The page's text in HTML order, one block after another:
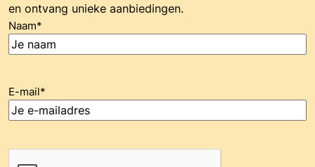
en ontvang unieke aanbiedingen.
Naam*
E-mail*